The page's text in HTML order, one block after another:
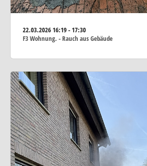
22.03.202616:19 - 17:30
F3 Wohnung. - Rauch aus Gebäude